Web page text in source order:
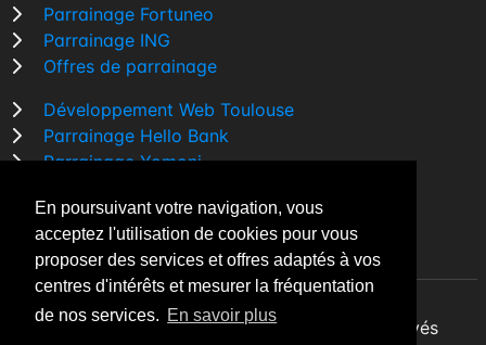
En poursuivant votre navigation, vous
acceptez l'utilisation de cookies pour vous
proposer des services et offres adaptés à vos
centres d'intérêts et mesurer la fréquentation
de nos services. En savoir plus
Parrainage Fortuneo
Parrainage ING
Offres de parrainage
Développement Web Toulouse
Parrainage Hello Bank
Parrainage Yomoni
Comparatif banque
By Night v5.7.3| © 2026 - Tous droits réservés